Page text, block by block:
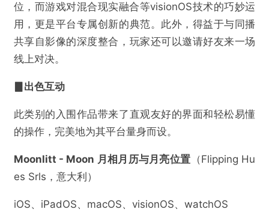
位，而游戏对混合现实融合等visionOS技术的巧妙运
用，更是平台专属创新的典范。此外，得益于与同播
共享自影像的深度整合，玩家还可以邀请好友来一场
线上对决。
▊出色互动
此类别的入围作品带来了直观友好的界面和轻松易懂
的操作，完美地为其平台量身而设。
Moonlitt - Moon 月相月历与月亮位置 ​（Flipping Hu
es Srls，意大利）
iOS、iPadOS、macOS、visionOS、watchOS